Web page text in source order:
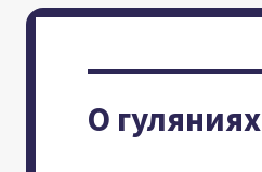
О гуляниях